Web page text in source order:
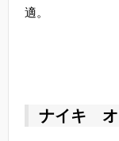
適。
ナイキ オ